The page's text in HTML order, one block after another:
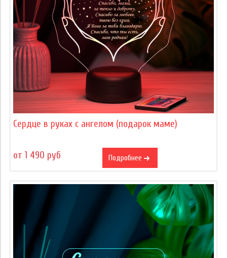
Сердце в руках с ангелом (подарок маме)
от 1 490 руб Подробнее